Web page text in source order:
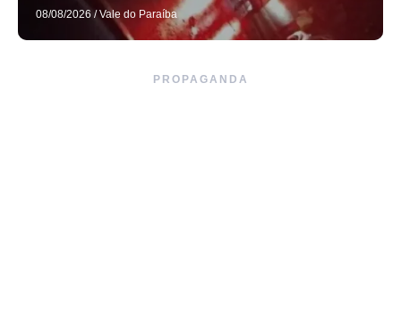
08/08/2026 / Vale do Paraíba
PROPAGANDA